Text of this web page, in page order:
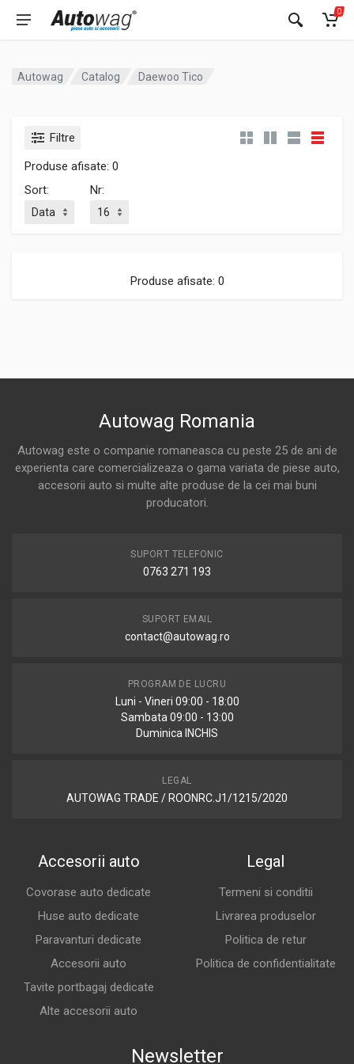
0
Autowag Catalog Daewoo Tico
Filtre
Produse afisate: 0
Sort:
Nr:
Produse afisate: 0
Autowag Romania
Autowag este o companie romaneasca cu peste 25 de ani de
experienta care comercializeaza o gama variata de piese auto,
accesorii auto si multe alte produse de la cei mai buni
producatori.
SUPORT TELEFONIC
0763 271 193
SUPORT EMAIL
contact@autowag.ro
PROGRAM DE LUCRU
Luni - Vineri 09:00 - 18:00
Sambata 09:00 - 13:00
Duminica INCHIS
LEGAL
AUTOWAG TRADE / ROONRC.J1/1215/2020
Accesorii auto
Covorase auto dedicate
Huse auto dedicate
Paravanturi dedicate
Accesorii auto
Tavite portbagaj dedicate
Alte accesorii auto
Legal
Termeni si conditii
Livrarea produselor
Politica de retur
Politica de confidentialitate
Newsletter